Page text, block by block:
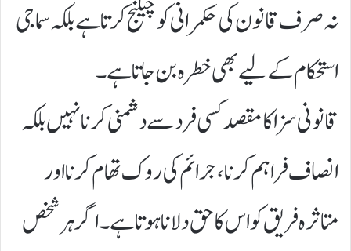
نہ صرف قانون کی حکمرانی کو چیلنج کرتا ہے بلکہ سماجی
استحکام کے لیے بھی خطرہ بن جاتا ہے۔
قانونی سزا کا مقصد کسی فرد سے دشمنی کرنا نہیں بلکہ
انصاف فراہم کرنا، جرائم کی روک تھام کرنا اور
متاثرہ فریق کو اس کا حق دلانا ہوتا ہے۔ اگر ہر شخص